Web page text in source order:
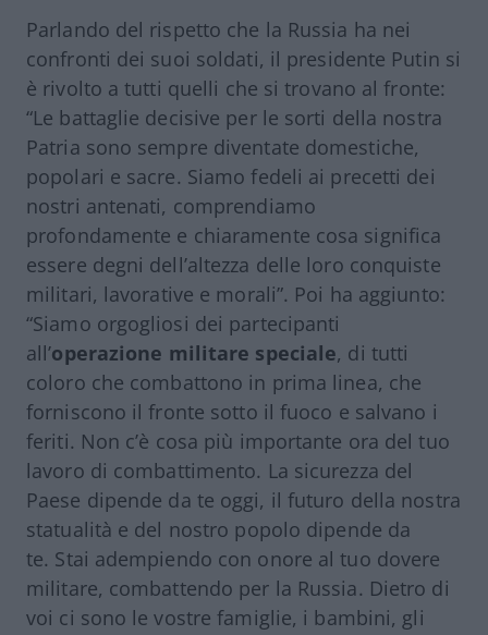
Parlando del rispetto che la Russia ha nei
confronti dei suoi soldati, il presidente Putin si
è rivolto a tutti quelli che si trovano al fronte:
“Le battaglie decisive per le sorti della nostra
Patria sono sempre diventate domestiche,
popolari e sacre. Siamo fedeli ai precetti dei
nostri antenati, comprendiamo
profondamente e chiaramente cosa significa
essere degni dell’altezza delle loro conquiste
militari, lavorative e morali”. Poi ha aggiunto:
“Siamo orgogliosi dei partecipanti
all’operazione militare speciale, di tutti
coloro che combattono in prima linea, che
forniscono il fronte sotto il fuoco e salvano i
feriti. Non c’è cosa più importante ora del tuo
lavoro di combattimento. La sicurezza del
Paese dipende da te oggi, il futuro della nostra
statualità e del nostro popolo dipende da
te. Stai adempiendo con onore al tuo dovere
militare, combattendo per la Russia. Dietro di
voi ci sono le vostre famiglie, i bambini, gli